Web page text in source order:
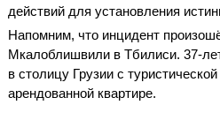
действий для установления
Напомним, что инцидент
Мкалоблишвили в Тбилиси. 37-
в столицу Грузии с
арендованной квартире.